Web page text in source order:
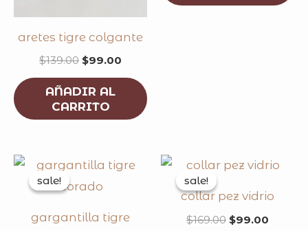
aretes tigre colgante
$139.00 $99.00
AÑADIR AL
CARRITO
sale!
sale!
gargantilla tigre
original
was:
current
price
sale!
sale!
collar pez vidrio
$169.00
original
$169.00.
$99.00